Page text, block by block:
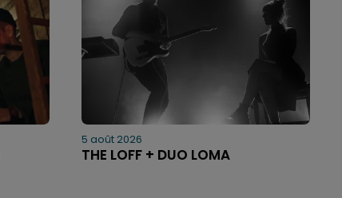
5 août 2026
THE LOFF + DUO LOMA